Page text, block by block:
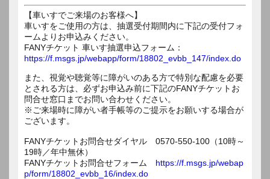
【車いすでご来場のお客様へ】
車いすをご使用の方は、抽選受付期間内に下記の受付フォ
ームよりお申込みください。
FANYチケット 車いす抽選申込フォーム：
https://f.msgs.jp/webapp/form/18802_evbb_147/index.do
また、視覚や聴覚等に障がいのある方で特別な配慮を必要
とされる方は、必ずお申込み前に下記のFANYチケットお
問合せ窓口までお問い合わせください。
※ご来場時に障がい者手帳等のご提示をお願いする場合が
ございます。
FANYチケットお問合せダイヤル 0570-550-100（10時～
19時／年中無休）
FANYチケットお問合せフォーム https://f.msgs.jp/webap
p/form/18802_evbb_16/index.do